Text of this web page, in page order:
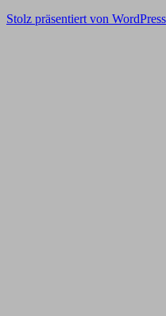
Stolz präsentiert von WordPress